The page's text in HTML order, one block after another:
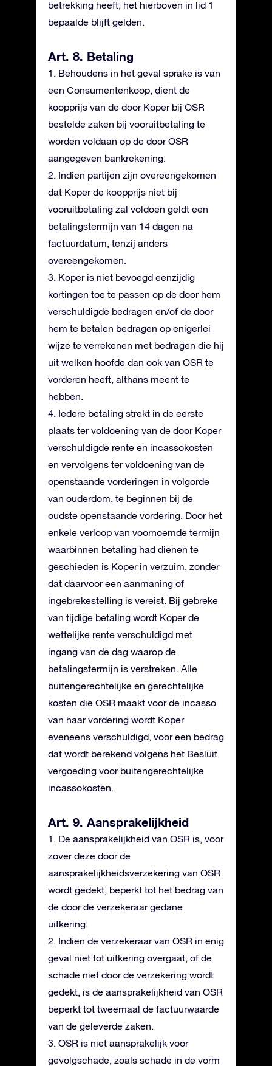
betrekking heeft, het hierboven in lid 1
bepaalde blijft gelden.
Art. 8. Betaling
1. Behoudens in het geval sprake is van
een Consumentenkoop, dient de
koopprijs van de door Koper bij OSR
bestelde zaken bij vooruitbetaling te
worden voldaan op de door OSR
aangegeven bankrekening.
2. Indien partijen zijn overeengekomen
dat Koper de koopprijs niet bij
vooruitbetaling zal voldoen geldt een
betalingstermijn van 14 dagen na
factuurdatum, tenzij anders
overeengekomen.
3. Koper is niet bevoegd eenzijdig
kortingen toe te passen op de door hem
verschuldigde bedragen en/of de door
hem te betalen bedragen op enigerlei
wijze te verrekenen met bedragen die hij
uit welken hoofde dan ook van OSR te
vorderen heeft, althans meent te
hebben.
4. Iedere betaling strekt in de eerste
plaats ter voldoening van de door Koper
verschuldigde rente en incassokosten
en vervolgens ter voldoening van de
openstaande vorderingen in volgorde
van ouderdom, te beginnen bij de
oudste openstaande vordering. Door het
enkele verloop van voornoemde termijn
waarbinnen betaling had dienen te
geschieden is Koper in verzuim, zonder
dat daarvoor een aanmaning of
ingebrekestelling is vereist. Bij gebreke
van tijdige betaling wordt Koper de
wettelijke rente verschuldigd met
ingang van de dag waarop de
betalingstermijn is verstreken. Alle
buitengerechtelijke en gerechtelijke
kosten die OSR maakt voor de incasso
van haar vordering wordt Koper
eveneens verschuldigd, voor een bedrag
dat wordt berekend volgens het Besluit
vergoeding voor buitengerechtelijke
incassokosten.
Art. 9. Aansprakelijkheid
1. De aansprakelijkheid van OSR is, voor
zover deze door de
aansprakelijkheidsverzekering van OSR
wordt gedekt, beperkt tot het bedrag van
de door de verzekeraar gedane
uitkering.
2. Indien de verzekeraar van OSR in enig
geval niet tot uitkering overgaat, of de
schade niet door de verzekering wordt
gedekt, is de aansprakelijkheid van OSR
beperkt tot tweemaal de factuurwaarde
van de geleverde zaken.
3. OSR is niet aansprakelijk voor
gevolgschade, zoals schade in de vorm